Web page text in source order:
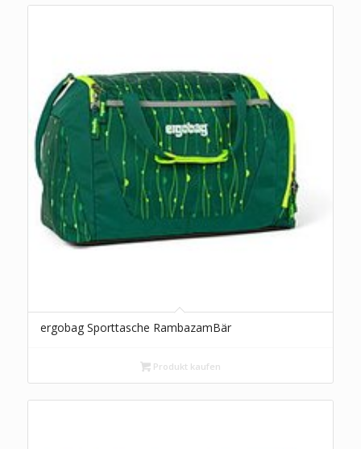
ergobag Sporttasche RambazamBär
Produkt kaufen